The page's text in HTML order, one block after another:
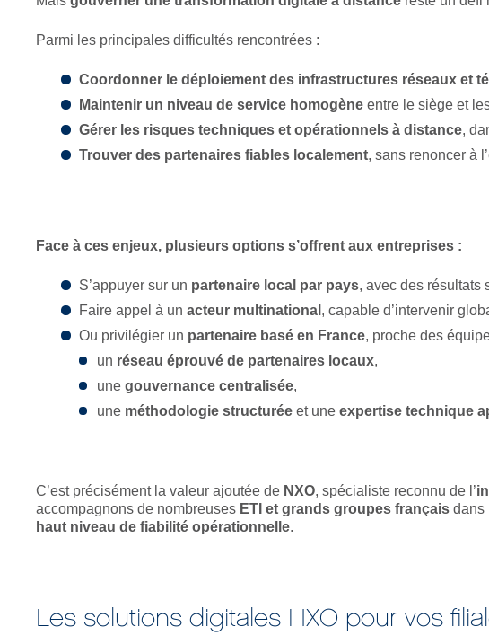
Parmi les principales difficultés rencontrées :
Coordonner le déploiement des infrastructures réseaux et
Maintenir un niveau de service homogène entre le siège et
Gérer les risques techniques et opérationnels à distance,
Trouver des partenaires fiables localement, sans renoncer à
Face à ces enjeux, plusieurs options s’offrent aux entreprises :
S’appuyer sur un partenaire local par pays, avec des résultats
Faire appel à unacteur multinational , capable d’intervenir
Ou privilégier un partenaire basé en France, proche des
un réseau éprouvé de partenaires locaux,
unegouvernance centralisée,
une méthodologie structurée et uneexpertise technique
C’est précisément la valeur ajoutée de NXO, spécialiste reconnu de l’
accompagnons de nombreuses ETI et grands groupes français dans
haut niveau de fiabilité opérationnelle.
Les solutions digitales NXO pour vos